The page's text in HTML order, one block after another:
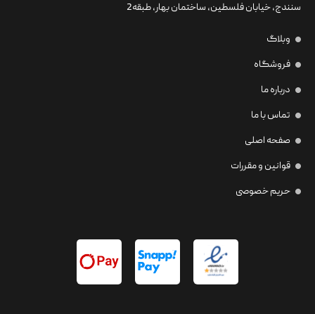
سنندج، خیابان فلسطین،‌ ساختمان بهار، طبقه2
وبلاگ
فروشگاه
درباره ما
تماس با ما
صفحه اصلی
قوانین و مقررات
حریم خصوصی